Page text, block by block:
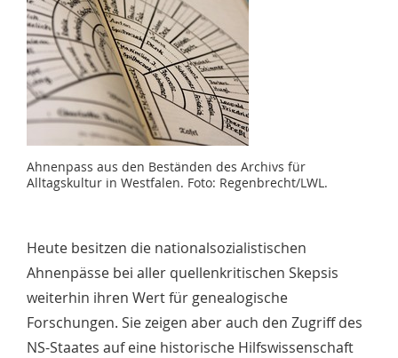
Ahnenpass aus den Beständen des Archivs für
Alltagskultur in Westfalen. Foto: Regenbrecht/LWL.
Heute besitzen die nationalsozialistischen
Ahnenpässe bei aller quellenkritischen Skepsis
weiterhin ihren Wert für genealogische
Forschungen. Sie zeigen aber auch den Zugriff des
NS-Staates auf eine historische Hilfswissenschaft